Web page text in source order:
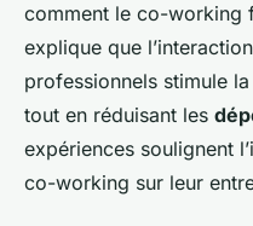
comment le co-working
explique que
professionnels stimule
tout en réduisant les
expériences soulignent
co-working sur leur